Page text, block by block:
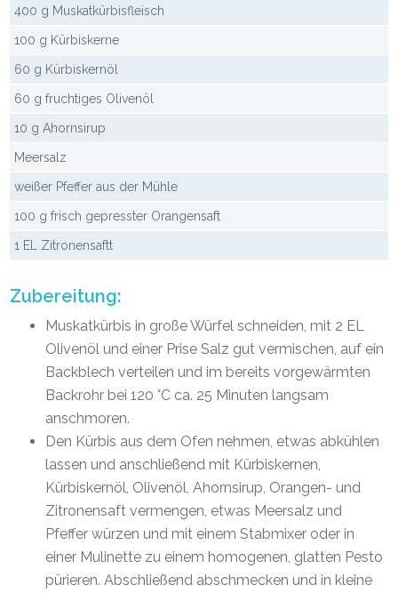
400 g Muskatkürbisfleisch
100 g Kürbiskerne
60 g Kürbiskernöl
60 g fruchtiges Olivenöl
10 g Ahornsirup
Meersalz
weißer Pfeffer aus der Mühle
100 g frisch gepresster Orangensaft
1 EL Zitronensaftt
Zubereitung:
Muskatkürbis in große Würfel schneiden, mit 2 EL
Olivenöl und einer Prise Salz gut vermischen, auf ein
Backblech verteilen und im bereits vorgewärmten
Backrohr bei 120 °C ca. 25 Minuten langsam
anschmoren.
Den Kürbis aus dem Ofen nehmen, etwas abkühlen
lassen und anschließend mit Kürbiskernen,
Kürbiskernöl, Olivenöl, Ahornsirup, Orangen- und
Zitronensaft vermengen, etwas Meersalz und
Pfeffer würzen und mit einem Stabmixer oder in
einer Mulinette zu einem homogenen, glatten Pesto
pürieren. Abschließend abschmecken und in kleine